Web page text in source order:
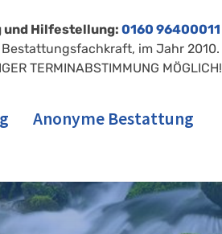
Hilfestellung: 0160 96400011
im Jahr 2010.
TERMINABSTIMMUNG MÖGLICH!
Anonyme Bestattung